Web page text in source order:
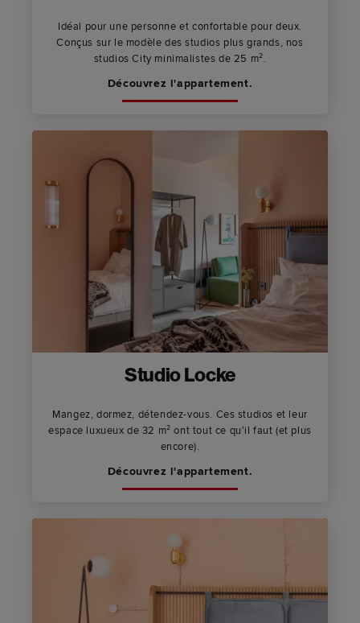
Idéal pour une personne et confortable pour deux.
Conçus sur le modèle des studios plus grands, nos
studios City minimalistes de 25 m².
Découvrez l'appartement.
Studio Locke
Mangez, dormez, détendez-vous. Ces studios et leur
espace luxueux de 32 m² ont tout ce qu'il faut (et plus
encore).
Découvrez l'appartement.